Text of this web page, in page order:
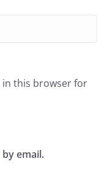
in this browser for
email.